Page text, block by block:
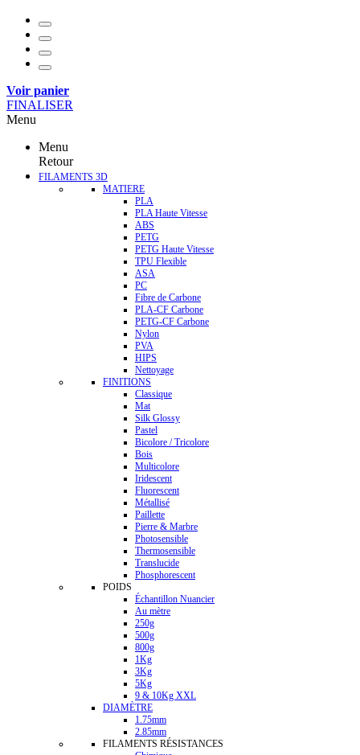
Voir panier
FINALISER
Menu
Menu
Retour
FILAMENTS 3D
MATIERE
PLA
PLA Haute Vitesse
ABS
PETG
PETG Haute Vitesse
TPU Flexible
ASA
PC
Fibre de Carbone
PLA-CF Carbone
PETG-CF Carbone
Nylon
PVA
HIPS
Nettoyage
FINITIONS
Classique
Mat
Silk Glossy
Pastel
Bicolore / Tricolore
Bois
Multicolore
Iridescent
Fluorescent
Métallisé
Paillette
Pierre & Marbre
Photosensible
Thermosensible
Translucide
Phosphorescent
POIDS
Échantillon Nuancier
Au mètre
250g
500g
800g
1Kg
3Kg
5Kg
9 & 10Kg XXL
DIAMÈTRE
1.75mm
2.85mm
FILAMENTS RÉSISTANCES